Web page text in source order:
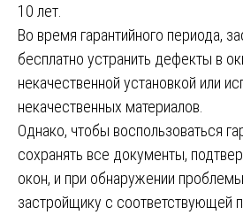
10 лет.
Во время гарантийного периода,
бесплатно устранить дефекты в
некачественной установкой или
некачественных материалов.
Однако, чтобы воспользоваться
сохранять все документы,
окон, и при обнаружении
застройщику с соответствующей